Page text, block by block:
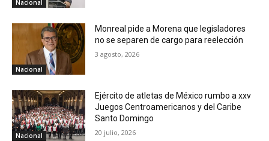
Nacional
Nacional
Monreal pide a Morena que legisladores
no se separen de cargo para reelección
3 agosto, 2026
Nacional
Ejército de atletas de México rumbo a xxv
Juegos Centroamericanos y del Caribe
Santo Domingo
20 julio, 2026